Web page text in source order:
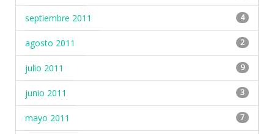
septiembre 2011 4
agosto 2011 2
julio 2011 9
junio 2011 3
mayo 2011 7